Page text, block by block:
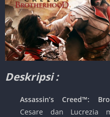
Deskripsi :
Assassin’s Creed™:
Cesare dan Lucrezia